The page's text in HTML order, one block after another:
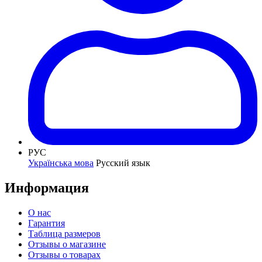
РУС
Українська мова Русский язык
Информация
О нас
Гарантия
Таблица размеров
Отзывы о магазине
Отзывы о товарах